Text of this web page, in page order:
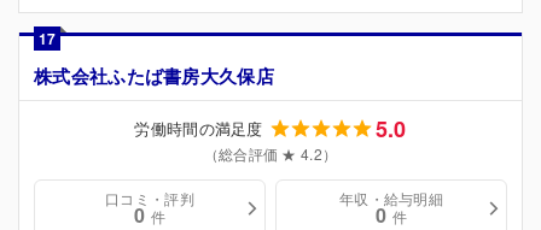
17
株式会社ふたば書房大久保店
労働時間の満足度 5.0
（総合評価 ★ 4.2）
口コミ・評判
0 件
年収・給与明細
0 件